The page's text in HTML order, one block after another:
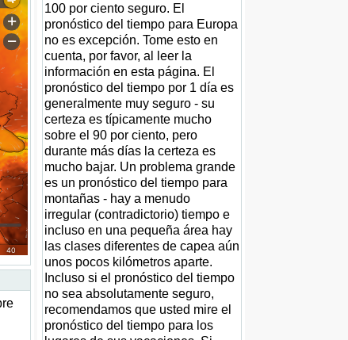
100 por ciento seguro. El
pronóstico del tiempo para Europa
no es excepción. Tome esto en
cuenta, por favor, al leer la
información en esta página. El
pronóstico del tiempo por 1 día es
generalmente muy seguro - su
certeza es típicamente mucho
sobre el 90 por ciento, pero
durante más días la certeza es
mucho bajar. Un problema grande
es un pronóstico del tiempo para
montañas - hay a menudo
irregular (contradictorio) tiempo e
incluso en una pequeña área hay
las clases diferentes de capea aún
unos pocos kilómetros aparte.
Incluso si el pronóstico del tiempo
no sea absolutamente seguro,
recomendamos que usted mire el
pronóstico del tiempo para los